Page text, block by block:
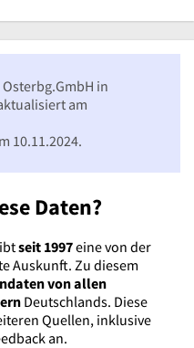
Daten?
seit 1997eine von der
Auskunft. Zu diesem
von allen
Deutschlands. Diese
Quellen, inklusive
an.
in
am
10.11.2024.